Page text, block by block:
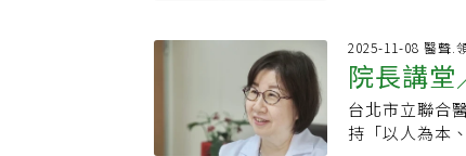
所受理美容醫
術。直美醫師
醫美）的規範
年期醫師畢業
九年前畢業的
裡惦記著待會
壓，怎麼可能
緊張出現『白
變成難以發現
伴與支持。在
會誤以為是對
上，安寧緩和
靈、社會需求
升生活或死亡
2025-11-08 醫聲.
院長講
照顧弱勢
台北市立聯合
持「以人為本